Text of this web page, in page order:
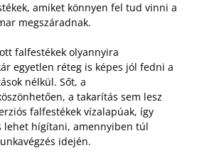
amiket könnyen fel tud vinni a
megszáradnak.
falfestékek olyannyira
egyetlen réteg is képes jól fedni a
nélkül. Sőt, a
a takarítás sem lesz
falfestékek vízalapúak, így
lehet hígítani, amennyiben túl
idején.